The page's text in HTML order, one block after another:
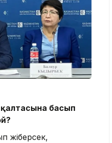
қалтасына басып
?
жіберсек,